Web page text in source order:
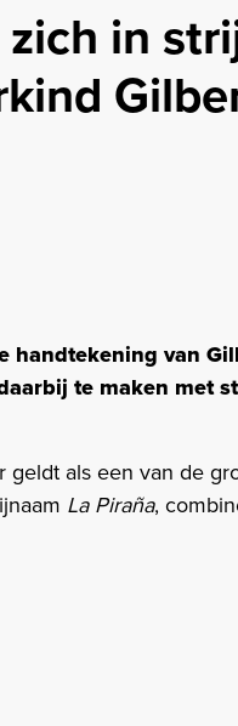
in
handtekening van
te maken met
geldt als een van de
La Piraña,